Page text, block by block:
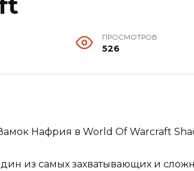
ПРОСМОТРОВ
526
из самых захватывающих и